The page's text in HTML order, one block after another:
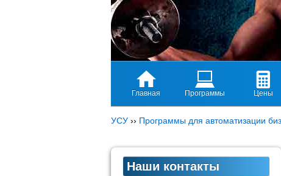
Главная Программы Цены
УСУ ›› Программы для автоматизации
Наши контакты